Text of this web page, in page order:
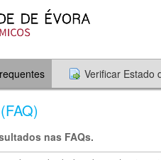
Verificar Estado
nas FAQs.